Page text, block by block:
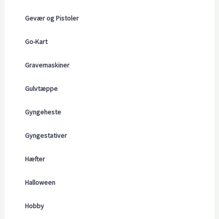
Gevær og Pistoler
Go-Kart
Gravemaskiner
Gulvtæppe
Gyngeheste
Gyngestativer
Hæfter
Halloween
Hobby